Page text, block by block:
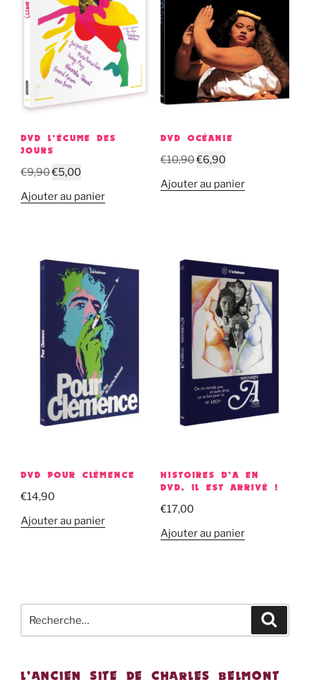
DVD L’ÉCUME DES
JOURS
€9,90Le
initial
€5,00Le
actuel
Ajouter au panier
DVD OCÉANIE
€10,90Le
initial
€6,90Le
actuel
Ajouter au panier
DVD POUR CLÉMENCE
€14,90
Ajouter au panier
HISTOIRES D’A EN
DVD, IL EST ARRIVÉ !
€17,00
Ajouter au panier
pour
L’ANCIEN SITE DE CHARLES BELMONT